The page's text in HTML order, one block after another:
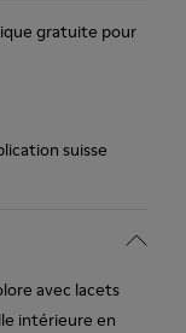
gratuite pour
suisse
avec lacets
intérieure en